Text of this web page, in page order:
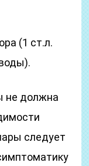
(1 ст.л.
не должна
следует